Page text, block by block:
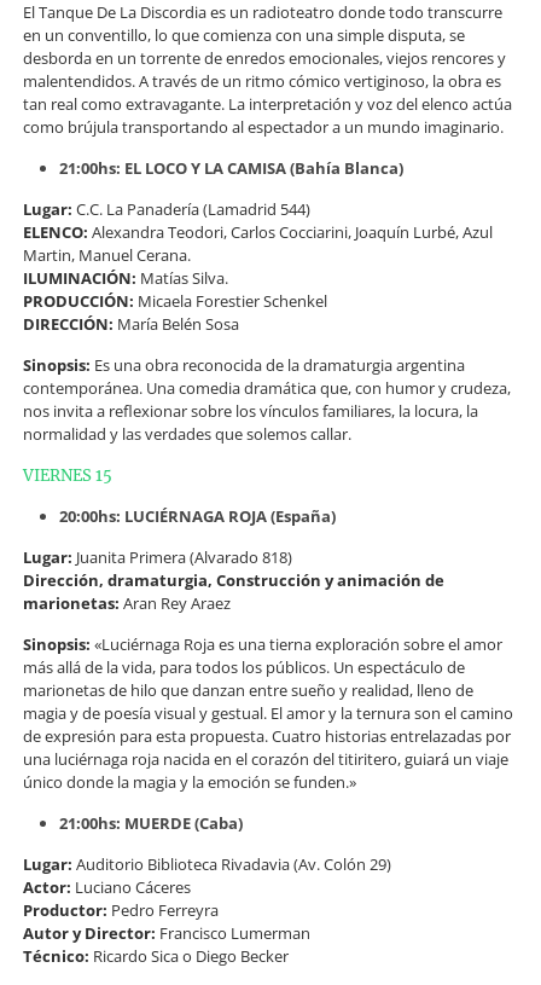
El Tanque De La Discordia es un radioteatro donde todo transcurre
en un conventillo, lo que comienza con una simple disputa, se
desborda en un torrente de enredos emocionales, viejos rencores y
malentendidos. A través de un ritmo cómico vertiginoso, la obra es
tan real como extravagante. La interpretación y voz del elenco actúa
como brújula transportando al espectador a un mundo imaginario.
21:00hs: EL LOCO Y LA CAMISA (Bahía Blanca)
Lugar: C.C. La Panadería (Lamadrid 544)
ELENCO: Alexandra Teodori, Carlos Cocciarini, Joaquín Lurbé, Azul
Martin, Manuel Cerana.
ILUMINACIÓN: Matías Silva.
PRODUCCIÓN: Micaela Forestier Schenkel
DIRECCIÓN: María Belén Sosa
Sinopsis: Es una obra reconocida de la dramaturgia argentina
contemporánea. Una comedia dramática que, con humor y crudeza,
nos invita a reflexionar sobre los vínculos familiares, la locura, la
normalidad y las verdades que solemos callar.
VIERNES 15
20:00hs: LUCIÉRNAGA ROJA (España)
Lugar: Juanita Primera (Alvarado 818)
Dirección, dramaturgia, Construcción y animación de
marionetas: Aran Rey Araez
Sinopsis: «Luciérnaga Roja es una tierna exploración sobre el amor
más allá de la vida, para todos los públicos. Un espectáculo de
marionetas de hilo que danzan entre sueño y realidad, lleno de
magia y de poesía visual y gestual. El amor y la ternura son el camino
de expresión para esta propuesta. Cuatro historias entrelazadas por
una luciérnaga roja nacida en el corazón del titiritero, guiará un viaje
único donde la magia y la emoción se funden.»
21:00hs: MUERDE (Caba)
Lugar: Auditorio Biblioteca Rivadavia (Av. Colón 29)
Actor: Luciano Cáceres
Productor: Pedro Ferreyra
Autor y Director: Francisco Lumerman
Técnico: Ricardo Sica o Diego Becker